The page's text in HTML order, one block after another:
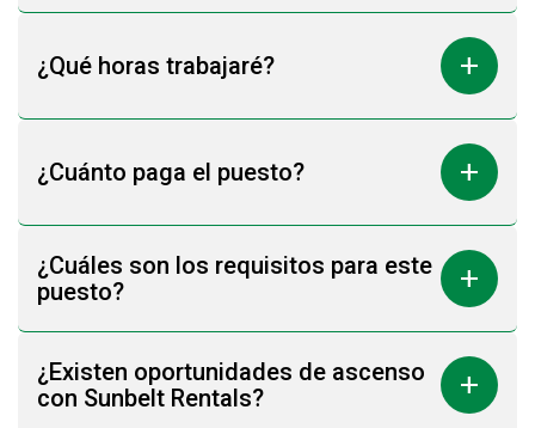
¿Qué horas trabajaré? add
¿Cuánto paga el puesto? add
¿Cuáles son los requisitos para este
puesto?
add
¿Existen oportunidades de ascenso
con Sunbelt Rentals?
add